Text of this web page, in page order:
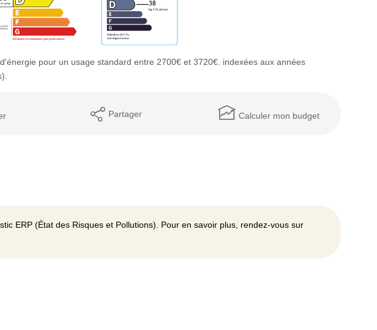
pour un usage standard entre 2700€ et 3720€. indexées aux années
Partager Calculer mon budget
ERP (État des Risques et Pollutions). Pour en savoir plus, rendez-vous sur